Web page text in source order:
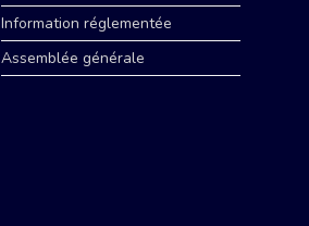
Information réglementée
Assemblée générale